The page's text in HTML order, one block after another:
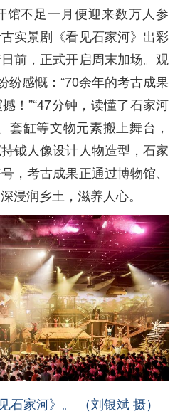
馆不足一月便迎来数万人参
实景剧《看见石家河》出彩
前，正式开启周末加场。观
纷感慨：“70余年的考古成果
！”“47分钟，读懂了石家河
套缸等文物元素搬上舞台，
钺人像设计人物造型，石家
，考古成果正通过博物馆、
浸润乡土，滋养人心。
石家河》。 （刘银斌 摄）